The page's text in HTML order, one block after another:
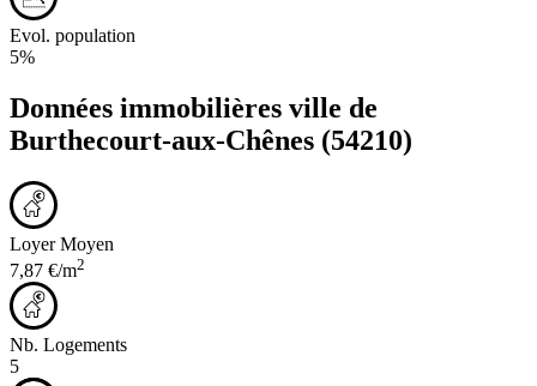
Evol. population
5%
Données immobilières ville de
Burthecourt-aux-Chênes (54210)
Loyer Moyen
7,87 €/m2
Nb. Logements
5